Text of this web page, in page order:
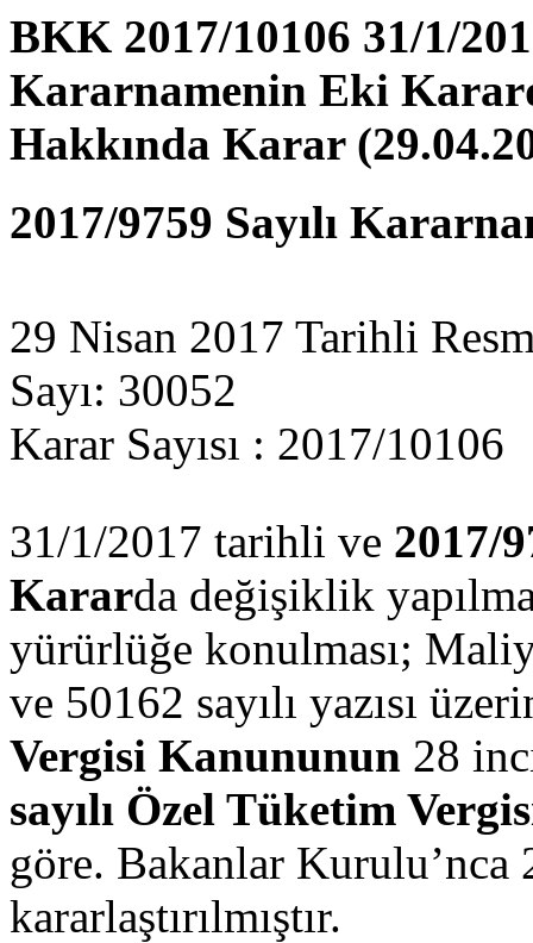
BKK 2017/10106 31/1/
Kararnamenin Eki
Hakkında Karar
2017/9759 Sayılı
29 Nisan 2017 Tarihli
Sayı: 30052
Karar Sayısı : 2017/10106
31/1/2017 tarihli ve 2017/
Kararda değişiklik
yürürlüğe konulması;
ve 50162 sayılı yazısı
Vergisi Kanununun 28
sayılı Özel Tüketim
göre. Bakanlar
kararlaştırılmıştır.